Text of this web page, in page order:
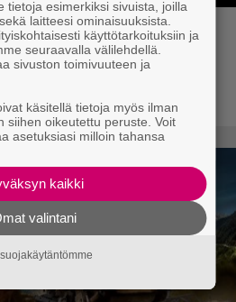
nappaa nyt
Future Soldier
Recon Wildlands
tietoja esimerkiksi sivuista, joilla
laitteesi ominaisuuksista.
käyttötarkoituksiin ja
seuraavalla välilehdellä.
sivuston toimivuuteen ja
käsitellä tietoja myös ilman
siihen oikeutettu peruste. Voit
asetuksiasi milloin tahansa
kaikki
valintani